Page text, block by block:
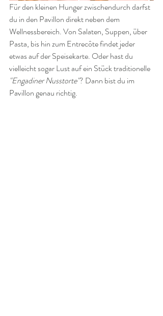
Für den kleinen Hunger zwischendurch darfst
du in den Pavillon direkt neben dem
Wellnessbereich. Von Salaten, Suppen, über
Pasta, bis hin zum Entrecôte findet jeder
etwas auf der Speisekarte. Oder hast du
vielleicht sogar Lust auf ein Stück traditionelle
"Engadiner Nusstorte"? Dann bist du im
Pavillon genau richtig.